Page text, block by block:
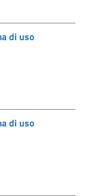
di uso
di uso